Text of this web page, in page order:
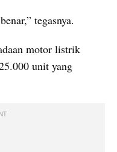
tegasnya.
motor listrik
unit yang